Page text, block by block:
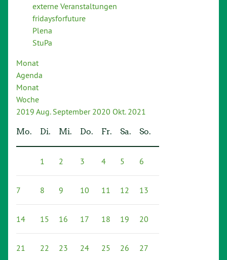
externe Veranstaltungen
fridaysforfuture
Plena
StuPa
Monat
Agenda
Monat
Woche
2019 Aug. September 2020 Okt. 2021
Mo. Di. Mi. Do. Fr. Sa. So.
1 2 3 4 5 6
7 8 9 10 11 12 13
14 15 16 17 18 19 20
21 22 23 24 25 26 27